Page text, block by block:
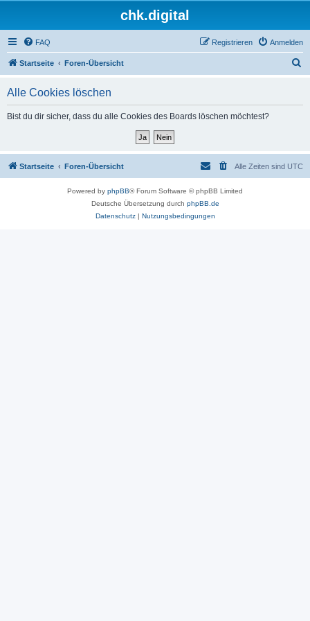
chk.digital
FAQ Anmelden
Registrieren
Startseite Foren-Übersicht
Alle Cookies löschen
Bist du dir sicher, dass du alle Cookies des Boards löschen möchtest?
Startseite Foren-Übersicht Alle Zeiten sind UTC
Powered by phpBB® Forum Software © phpBB Limited
Deutsche Übersetzung durch phpBB.de
Datenschutz| Nutzungsbedingungen